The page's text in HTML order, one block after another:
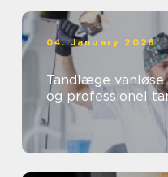
04. January 2026
Tandlæge vanløse sådan finder du tryg
og professionel